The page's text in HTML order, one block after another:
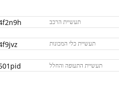
תעשיית הרכב
תעשיית כלי המכונות
תעשיית התעופה והחלל